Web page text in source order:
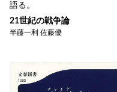
語る。
21世紀の戦争論
半藤一利 佐藤優